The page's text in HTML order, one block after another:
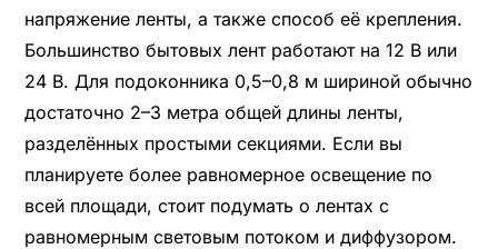
напряжение ленты, а также способ её крепления.
Большинство бытовых лент работают на 12 В или
24 В. Для подоконника 0,5–0,8 м шириной обычно
достаточно 2–3 метра общей длины ленты,
разделённых простыми секциями. Если вы
планируете более равномерное освещение по
всей площади, стоит подумать о лентах с
равномерным световым потоком и диффузором.